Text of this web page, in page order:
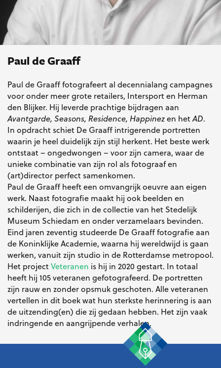
Paul de Graaff
Paul de Graaff fotografeert al decennialang campagnes
voor onder meer grote retailers, Intersport en Herman
den Blijker. Hij leverde prachtige bijdragen aan
Avantgarde, Seasons, Residence, Happinezen hetAD.
In opdracht schiet De Graaff intrigerende portretten
waarin je heel duidelijk zijn stijl herkent. Het beste werk
ontstaat – ongedwongen – voor zijn camera, waar de
unieke combinatie van zijn rol als fotograaf en
(art)director perfect samenkomen.
Paul de Graaff heeft een omvangrijk oeuvre aan eigen
werk. Naast fotografie maakt hij ook beelden en
schilderijen, die zich in de collectie van het Stedelijk
Museum Schiedam en onder verzamelaars bevinden.
Eind jaren zeventig studeerde De Graaff fotografie aan
de Koninklijke Academie, waarna hij wereldwijd is gaan
werken, vanuit zijn studio in de Rotterdamse metropool.
Het projectVeteranen is hij in 2020 gestart. In totaal
heeft hij 105 veteranen gefotografeerd. De portretten
zijn rauw en zonder opsmuk geschoten. Alle veteranen
vertellen in dit boek wat hun sterkste herinnering is aan
de uitzending(en) die zij gedaan hebben. Het zijn vaak
indringende en aangrijpende verhalen.